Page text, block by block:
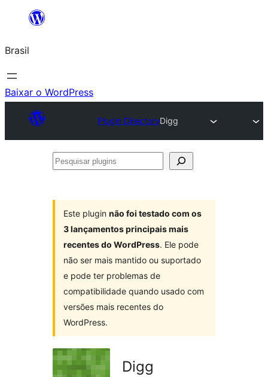
o
conteúdo
Brasil
Baixar o WordPress
Plugin DirectoryDigg
Pesquisar
Este plugin não foi testado com os
3 lançamentos principais mais
recentes do WordPress. Ele pode
não ser mais mantido ou suportado
e pode ter problemas de
compatibilidade quando usado com
versões mais recentes do
WordPress.
Digg